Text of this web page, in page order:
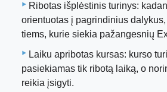
Ribotas išplėstinis turinys:
orientuotas į pagrindinius
tiems, kurie siekia pažangesnių
Laiku apribotas kursas: kurso
pasiekiamas tik ribotą laiką, o
reikia įsigyti.